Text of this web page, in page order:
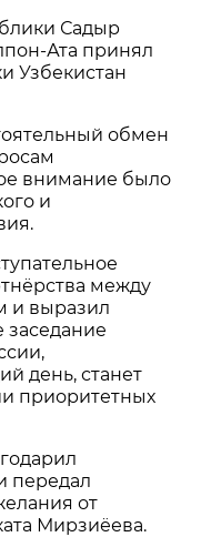
Садыр
Ата принял
Узбекистан
обмен
внимание было
и
между
и выразил
заседание
день, станет
приоритетных
передал
от
Мирзиёева.